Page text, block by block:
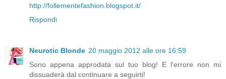
http://follementefashion.blogspot.it/
Rispondi
Neurotic Blonde 20 maggio 2012 alle ore 16:59
Sono appena approdata sul tuo blog! E l'errore non mi
dissuaderà dal continuare a seguirti!